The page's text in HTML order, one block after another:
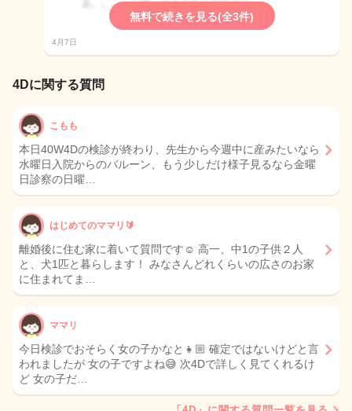
無料で続きを見る(全3件)
4月7日
4Dに関する質問
こもも
本日40W4Dの検診が終わり、先生から今週中に産みたいなら
水曜日入院からのバルーン、もう少しだけ様子見るなら金曜
日診察の日曜…
はじめてのママリ🔰
離婚後に住む家に着いて質問です☺︎ 高一、中1の子供２人
と、犬1匹と暮らします！ みなさんどれくらいの広さのお家
に住まれてま…
ママリ
今日検診でおそらく女の子かなと👧🏼 確定ではないけどと言
われましたが 女の子ですよね😅 次4Dで詳しく見てくれるけ
ど 女の子だ…